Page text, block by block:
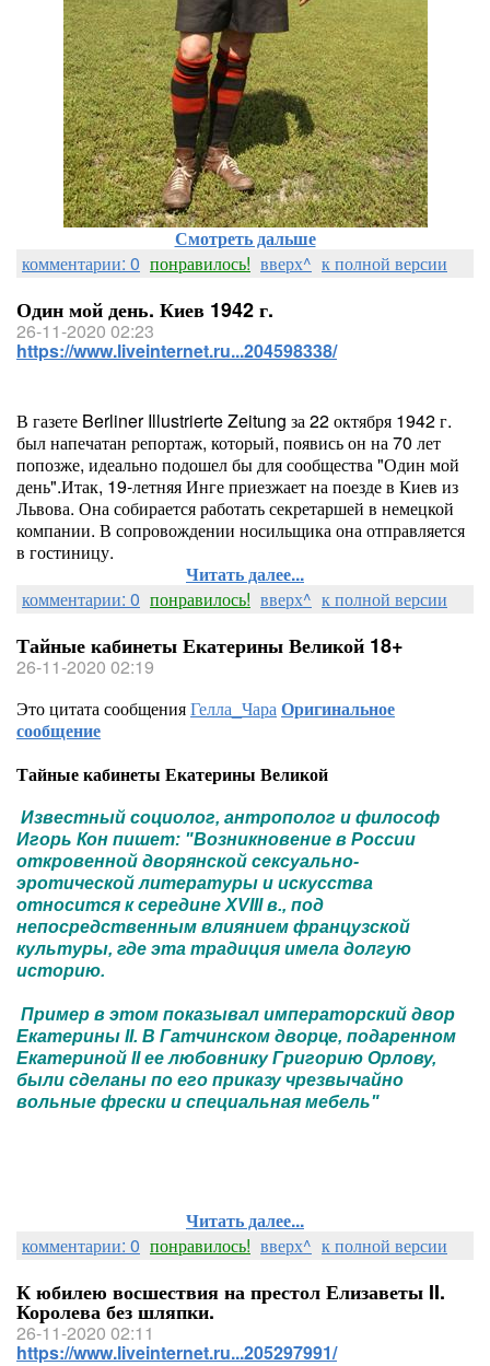
Смотреть дальше
комментарии: 0 понравилось! вверх^ к полной версии
Один мой день. Киев 1942 г.
26-11-2020 02:23
https://www.liveinternet.ru...204598338/
В газете Berliner Illustrierte Zeitung за 22 октября 1942 г.
был напечатан репортаж, который, появись он на 70 лет
попозже, идеально подошел бы для сообщества "Один мой
день".Итак, 19-летняя Инге приезжает на поезде в Киев из
Львова. Она собирается работать секретаршей в немецкой
компании. В сопровождении носильщика она отправляется
в гостиницу.
Читать далее...
комментарии: 0 понравилось! вверх^ к полной версии
Тайные кабинеты Екатерины Великой 18+
26-11-2020 02:19
Это цитата сообщенияГелла_ЧараОригинальное
сообщение
Тайные кабинеты Екатерины Великой
Известный социолог, антрополог и философ
Игорь Кон пишет: "Возникновение в России
откровенной дворянской сексуально-
эротической литературы и искусства
относится к середине XVIII в., под
непосредственным влиянием французской
культуры, где эта традиция имела долгую
историю.
Пример в этом показывал императорский двор
Екатерины II. В Гатчинском дворце, подаренном
Екатериной II ее любовнику Григорию Орлову,
были сделаны по его приказу чрезвычайно
вольные фрески и специальная мебель"
Читать далее...
комментарии: 0 понравилось! вверх^ к полной версии
К юбилею восшествия на престол Елизаветы II.
Королева без шляпки.
26-11-2020 02:11
https://www.liveinternet.ru...205297991/